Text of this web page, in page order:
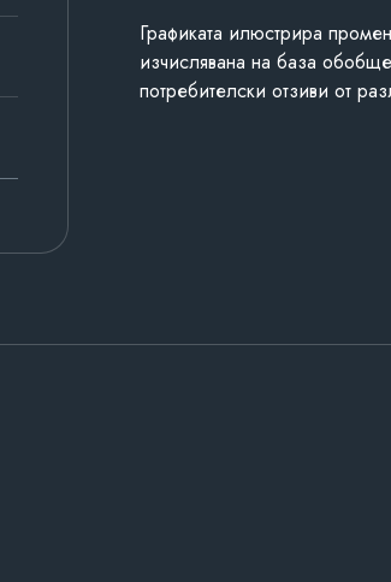
Графиката илюстрира
изчислявана на база
потребителски отзиви от